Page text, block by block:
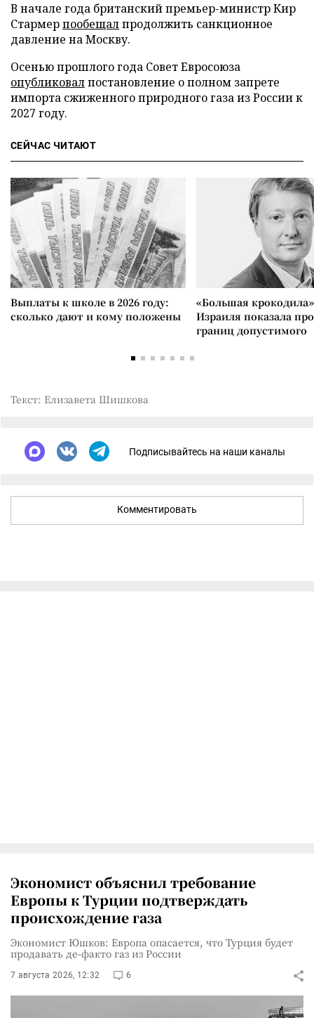
В начале года британский премьер-министр Кир
Стармерпообещалпродолжить санкционное
давление на Москву.
Осенью прошлого года Совет Евросоюза
опубликовалпостановление о полном запрете
импорта сжиженного природного газа из России к
2027 году.
СЕЙЧАС ЧИТАЮТ
Выплаты к школе в 2026 году:
сколько дают и кому положены
«Большая
Израиля показала
границ допустимого
Текст: Елизавета Шишкова
Подписывайтесь на наши каналы
Комментировать
Экономист объяснил требование
Европы к Турции подтверждать
происхождение газа
Экономист Юшков: Европа опасается, что Турция будет
продавать де-факто газ из России
7 августа 2026, 12:32 6